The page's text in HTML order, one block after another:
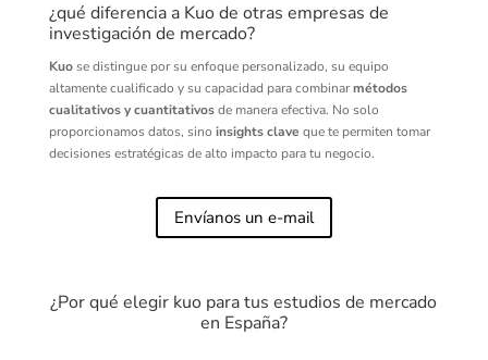
¿qué diferencia a Kuo de otras empresas de
investigación de mercado?
Kuose distingue por su enfoque personalizado, su equipo
altamente cualificado y su capacidad para combinarmétodos
cualitativos y cuantitativosde manera efectiva. No solo
proporcionamos datos, sino insights clave que te permiten tomar
decisiones estratégicas de alto impacto para tu negocio.
Envíanos un e-mail
¿Por qué elegir kuo para tus estudios de mercado
en España?